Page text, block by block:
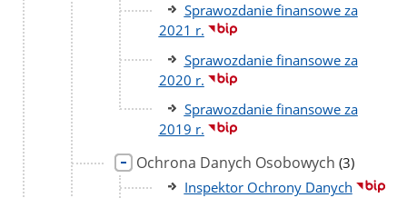
Sprawozdanie finansowe za
2021 r.
Sprawozdanie finansowe za
2020 r.
Sprawozdanie finansowe za
2019 r.
Ochrona Danych Osobowych liczba
podstron
(3)
Inspektor Ochrony Danych